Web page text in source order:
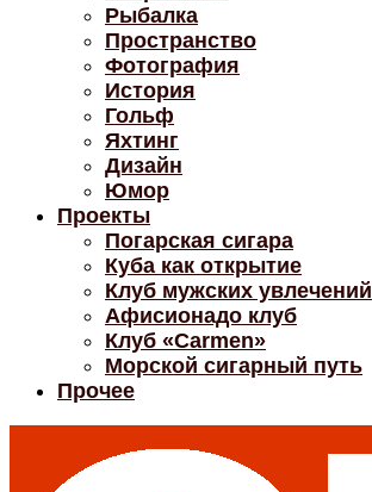
Рыбалка
Пространство
Фотография
История
Гольф
Яхтинг
Дизайн
Юмор
Проекты
Погарская сигара
Куба как открытие
Клуб мужских увлечений
Афисионадо клуб
Клуб «Carmen»
Морской сигарный путь
Прочее